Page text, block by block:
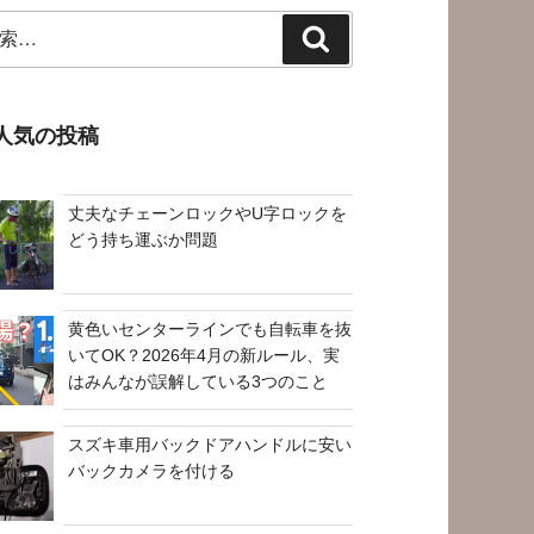
索
気の投稿
丈夫なチェーンロックやU字ロックを
どう持ち運ぶか問題
黄色いセンターラインでも自転車を抜
いてOK？2026年4月の新ルール、実
はみんなが誤解している3つのこと
スズキ車用バックドアハンドルに安い
バックカメラを付ける